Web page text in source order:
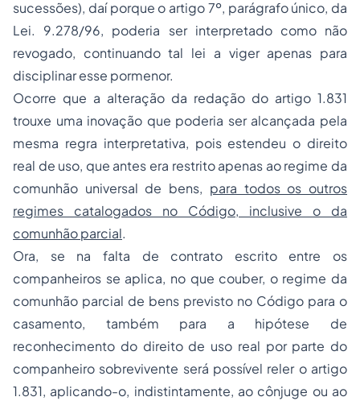
sucessões), daí porque o artigo 7º, parágrafo único, da
Lei. 9.278/96, poderia ser interpretado como não
revogado, continuando tal lei a viger apenas para
disciplinar esse pormenor.
Ocorre que a alteração da redação do artigo 1.831
trouxe uma inovação que poderia ser alcançada pela
mesma regra interpretativa, pois estendeu o direito
real de uso, que antes era restrito apenas ao regime da
comunhão universal de bens, para todos os outros
regimes catalogados no Código, inclusive o da
comunhão parcial.
Ora, se na falta de contrato escrito entre os
companheiros se aplica, no que couber, o regime da
comunhão parcial de bens previsto no Código para o
casamento, também para a hipótese de
reconhecimento do direito de uso real por parte do
companheiro sobrevivente será possível reler o artigo
1.831, aplicando-o, indistintamente, ao cônjuge ou ao